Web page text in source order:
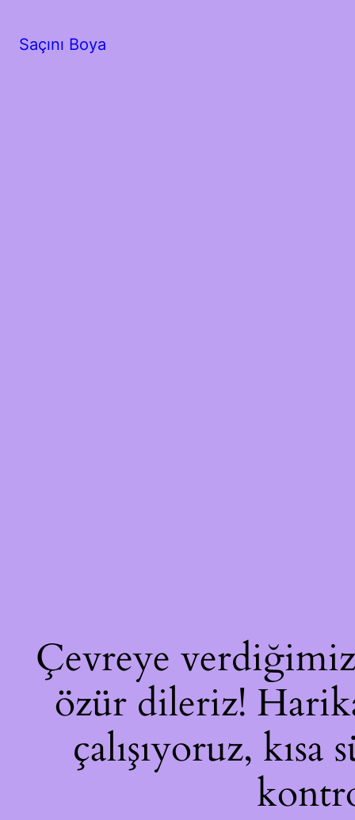
Saçını Boya
Çevreye verdiğimiz
özür dileriz!
çalışıyoruz,